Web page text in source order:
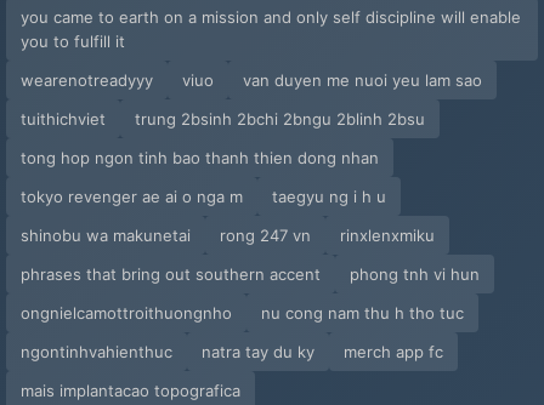
you came to earth on a mission and only self discipline will enable
you to fulfill it
wearenotreadyyy
viuo
van duyen me nuoi yeu lam sao
tuithichviet
trung 2bsinh 2bchi 2bngu 2blinh 2bsu
tong hop ngon tinh bao thanh thien dong nhan
tokyo revenger ae ai o nga m
taegyu ng i h u
shinobu wa makunetai
rong 247 vn
rinxlenxmiku
phrases that bring out southern accent
phong tnh vi hun
ongnielcamottroithuongnho
nu cong nam thu h tho tuc
ngontinhvahienthuc
natra tay du ky
merch app fc
mais implantacao topografica